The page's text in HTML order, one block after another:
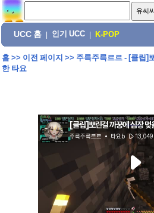
UCC 홈 인기 UCC K-POP
홈>> 이전 페이지 >> 주륵주륵르르 - [클립]
한 타요